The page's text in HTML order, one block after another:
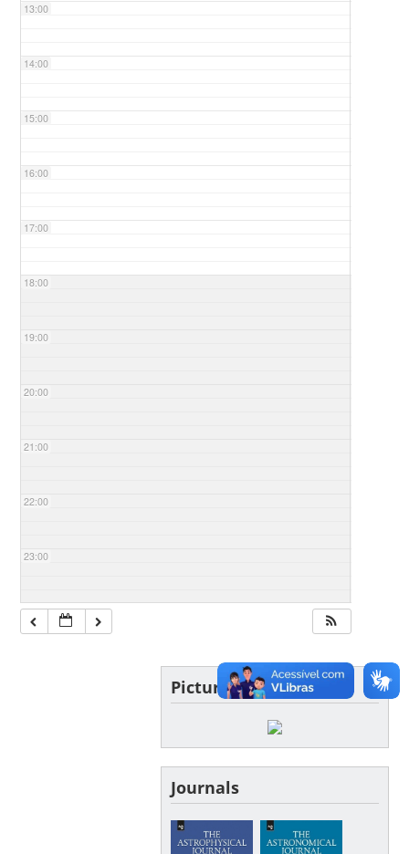
13:00
14:00
15:00
16:00
17:00
18:00
19:00
20:00
21:00
22:00
23:00
Picture of the day
Journals